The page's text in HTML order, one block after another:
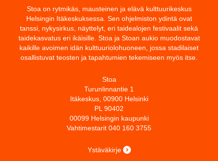
Stoa on rytmikäs, mausteinen ja elävä kulttuurikeskus
Helsingin Itäkeskuksessa. Sen ohjelmiston ydintä ovat
tanssi, nykysirkus, näyttelyt, eri taidealojen festivaalit sekä
taidekasvatus eri ikäisille. Stoa ja Stoan aukio muodostavat
kaikille avoimen idän kulttuuriolohuoneen, jossa stadilaiset
osallistuvat teosten ja tapahtumien tekemiseen myös itse.
Stoa
Turunlinnantie 1
Itäkeskus, 00900 Helsinki
PL 90402
00099 Helsingin kaupunki
Vahtimestarit 040 160 3755
Ystäväkirje